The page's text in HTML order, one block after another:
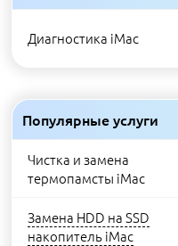
Диагностика iMac
Популярные услуги
Чистка и замена
термопамсты iMac
Замена HDD на SSD
накопитель iMac